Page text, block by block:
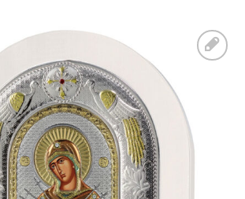
επιθυμιών